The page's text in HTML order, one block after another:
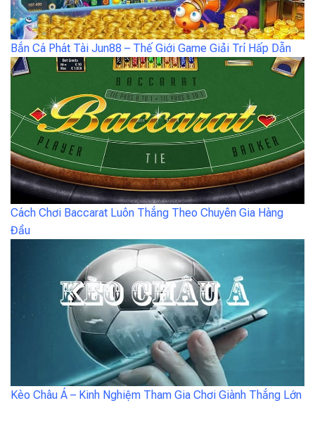
Bắn Cá Phát Tài Jun88 – Thế Giới Game Giải Trí Hấp Dẫn
Cách Chơi Baccarat Luôn Thắng Theo Chuyên Gia Hàng
Đầu
Kèo Châu Á – Kinh Nghiệm Tham Gia Chơi Giành Thắng Lớn